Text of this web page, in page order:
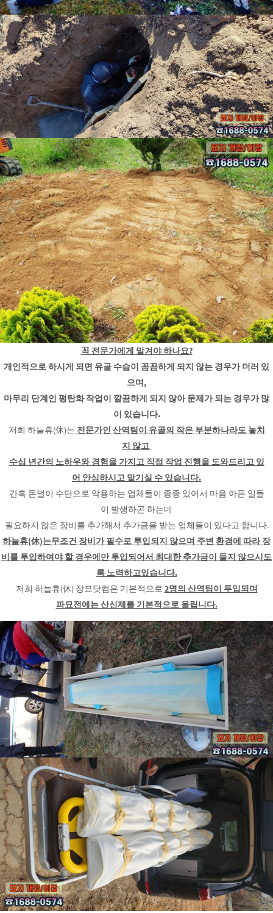
꼭 전문가에게 맡겨야 하나요?
개인적으로 하시게 되면 유골 수습이 꼼꼼하게 되지 않는 경우가 더러 있
으며,
마무리 단계인 평탄화 작업이 깔끔하게 되지 않아 문제가 되는 경우가 많
이 있습니다.
저희 하늘휴(休)는 전문가인 산역팀이 유골의 작은 부분하나라도 놓치
지 않고
수십 년간의 노하우와 경험을 가지고 직접 작업 진행을 도와드리고 있
어 안심하시고 맡기실 수 있습니다.
간혹 돈벌이 수단으로 악용하는 업체들이 종종 있어서 마음 아픈 일들
이 발생하곤 하는데
필요하지 않은 장비를 추가해서 추가금을 받는 업체들이 있다고 합니다.
하늘휴(休)는무조건 장비가 필수로 투입되지 않으며 주변 환경에 따라 장
비를 투입하여야 할 경우에만 투입되어서 최대한 추가금이 들지 않으시도
록 노력하고있습니다.
저희 하늘휴(休) 장묘닷컴은 기본적으로 2명의 산역팀이 투입되며
파묘전에는 산신제를 기본적으로 올립니다.